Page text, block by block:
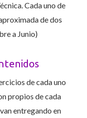
Cada uno de
de dos
a Junio)
de cada uno
propios de cada
entregando en